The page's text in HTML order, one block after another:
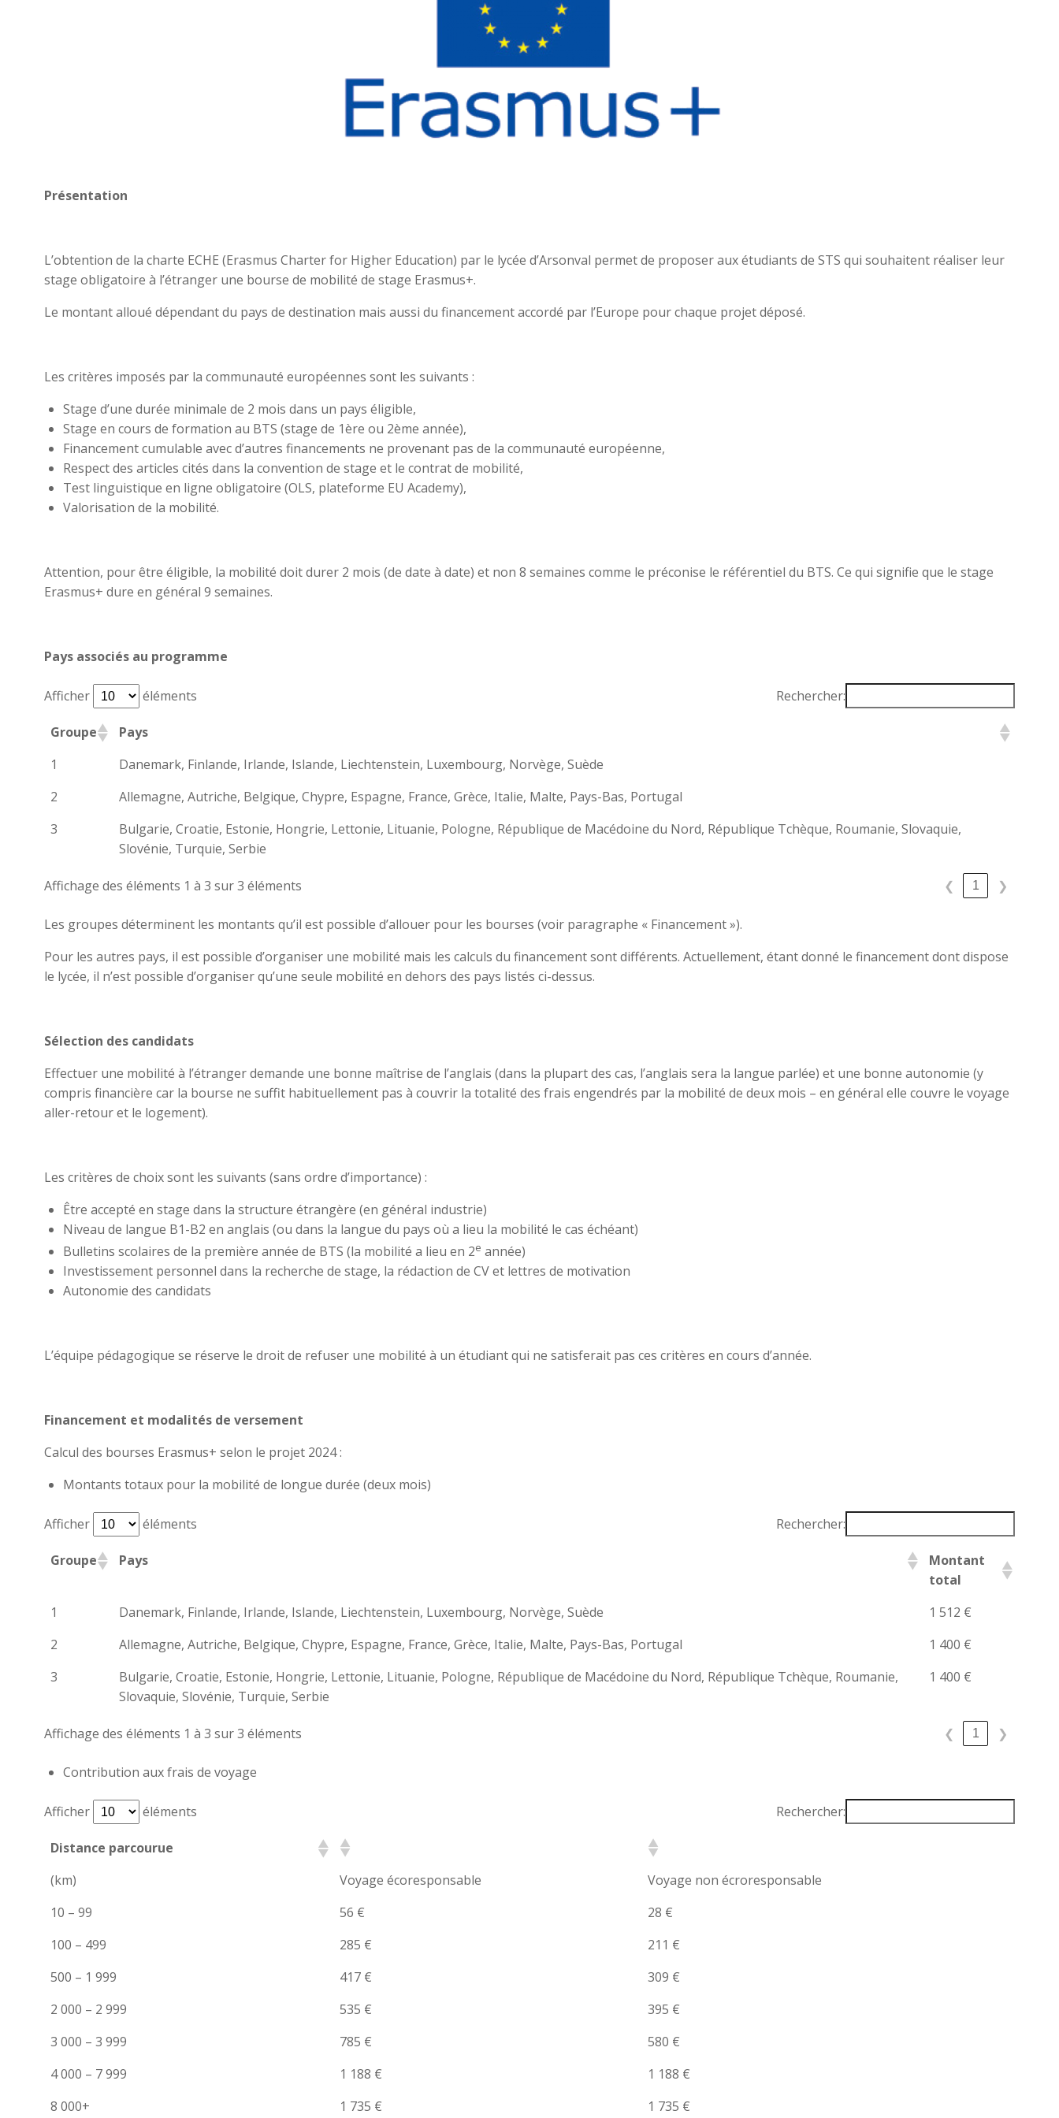
Présentation
L’obtention de la charte ECHE (Erasmus Charter for Higher Education) par le lycée d’Arsonval permet de proposer aux étudiants de STS qui souhaitent réaliser leur
stage obligatoire à l’étranger une bourse de mobilité de stage Erasmus+.
Le montant alloué dépendant du pays de destination mais aussi du financement accordé par l’Europe pour chaque projet déposé.
Les critères imposés par la communauté européennes sont les suivants :
Stage d’une durée minimale de 2 mois dans un pays éligible,
Stage en cours de formation au BTS (stage de 1ère ou 2ème année),
Financement cumulable avec d’autres financements ne provenant pas de la communauté européenne,
Respect des articles cités dans la convention de stage et le contrat de mobilité,
Test linguistique en ligne obligatoire (OLS, plateforme EU Academy),
Valorisation de la mobilité.
Attention, pour être éligible, la mobilité doit durer 2 mois (de date à date) et non 8 semaines comme le préconise le référentiel du BTS. Ce qui signifie que le stage
Erasmus+ dure en général 9 semaines.
Pays associés au programme
Afficher éléments Rechercher:
Groupe
Pays
1
Danemark, Finlande, Irlande, Islande, Liechtenstein, Luxembourg, Norvège, Suède
2
Allemagne, Autriche, Belgique, Chypre, Espagne, France, Grèce, Italie, Malte, Pays-Bas, Portugal
3
Bulgarie, Croatie, Estonie, Hongrie, Lettonie, Lituanie, Pologne, République de Macédoine du Nord, République Tchèque, Roumanie, Slovaquie,
Slovénie, Turquie, Serbie
Affichage des éléments 1 à 3 sur 3 éléments ❮ 1 ❯
Les groupes déterminent les montants qu’il est possible d’allouer pour les bourses (voir paragraphe « Financement »).
Pour les autres pays, il est possible d’organiser une mobilité mais les calculs du financement sont différents. Actuellement, étant donné le financement dont dispose
le lycée, il n’est possible d’organiser qu’une seule mobilité en dehors des pays listés ci-dessus.
Sélection des candidats
Effectuer une mobilité à l’étranger demande une bonne maîtrise de l’anglais (dans la plupart des cas, l’anglais sera la langue parlée) et une bonne autonomie (y
compris financière car la bourse ne suffit habituellement pas à couvrir la totalité des frais engendrés par la mobilité de deux mois – en général elle couvre le voyage
aller-retour et le logement).
Les critères de choix sont les suivants (sans ordre d’importance) :
Être accepté en stage dans la structure étrangère (en général industrie)
Niveau de langue B1-B2 en anglais (ou dans la langue du pays où a lieu la mobilité le cas échéant)
Bulletins scolaires de la première année de BTS (la mobilité a lieu en 2e année)
Investissement personnel dans la recherche de stage, la rédaction de CV et lettres de motivation
Autonomie des candidats
L’équipe pédagogique se réserve le droit de refuser une mobilité à un étudiant qui ne satisferait pas ces critères en cours d’année.
Financement et modalités de versement
Calcul des bourses Erasmus+ selon le projet 2024 :
Montants totaux pour la mobilité de longue durée (deux mois)
Afficher éléments Rechercher:
Groupe Pays
Montant
total
1
Danemark, Finlande, Irlande, Islande, Liechtenstein, Luxembourg, Norvège, Suède
1 512 €
2
Allemagne, Autriche, Belgique, Chypre, Espagne, France, Grèce, Italie, Malte, Pays-Bas, Portugal
1 400 €
3
Bulgarie, Croatie, Estonie, Hongrie, Lettonie, Lituanie, Pologne, République de Macédoine du Nord, République Tchèque, Roumanie,
Slovaquie, Slovénie, Turquie, Serbie
1 400 €
Affichage des éléments 1 à 3 sur 3 éléments ❮ 1 ❯
Contribution aux frais de voyage
Afficher éléments Rechercher:
Distance parcourue
(km)
Voyage écoresponsable
Voyage non écroresponsable
10 – 99
56 €
28 €
100 – 499
285 €
211 €
500 – 1 999
417 €
309 €
2 000 – 2 999
535 €
395 €
3 000 – 3 999
785 €
580 €
4 000 – 7 999
1 188 €
1 188 €
8 000+
1 735 € 1 735 €